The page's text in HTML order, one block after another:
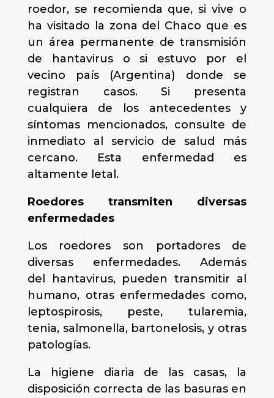
roedor, se recomienda que, si vive o
ha visitado la zona del Chaco que es
un área permanente de transmisión
de hantavirus o si estuvo por el
vecino país (Argentina) donde se
registran casos. Si presenta
cualquiera de los antecedentes y
síntomas mencionados, consulte de
inmediato al servicio de salud más
cercano. Esta enfermedad es
altamente letal.
Roedores transmiten diversas
enfermedades
Los roedores son portadores de
diversas enfermedades. Además
del hantavirus, pueden transmitir al
humano, otras enfermedades como,
leptospirosis, peste, tularemia,
tenia, salmonella, bartonelosis, y otras
patologías.
La higiene diaria de las casas, la
disposición correcta de las basuras en